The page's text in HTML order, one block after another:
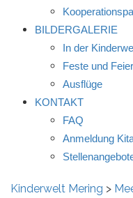
BILDERGALERIE
In der
Feste und
Ausflüge
KONTAKT
FAQ
Anmeldung
Kinderwelt Mering >